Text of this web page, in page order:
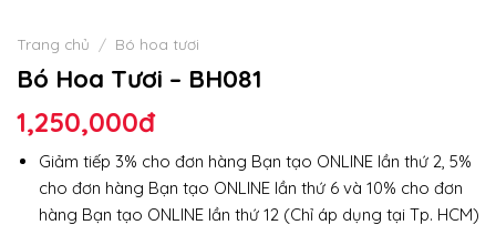
Trang chủ / Bó hoa tươi
Bó Hoa Tươi – BH081
1,250,000đ
Giảm tiếp 3% cho đơn hàng Bạn tạo ONLINE lần thứ 2, 5%
cho đơn hàng Bạn tạo ONLINE lần thứ 6 và 10% cho đơn
hàng Bạn tạo ONLINE lần thứ 12 (Chỉ áp dụng tại Tp. HCM)